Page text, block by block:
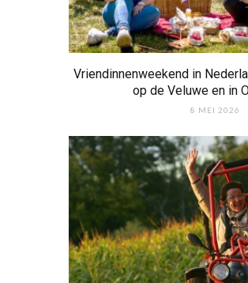
Vriendinnenweekend in
op de Veluwe en in
8 MEI 2026